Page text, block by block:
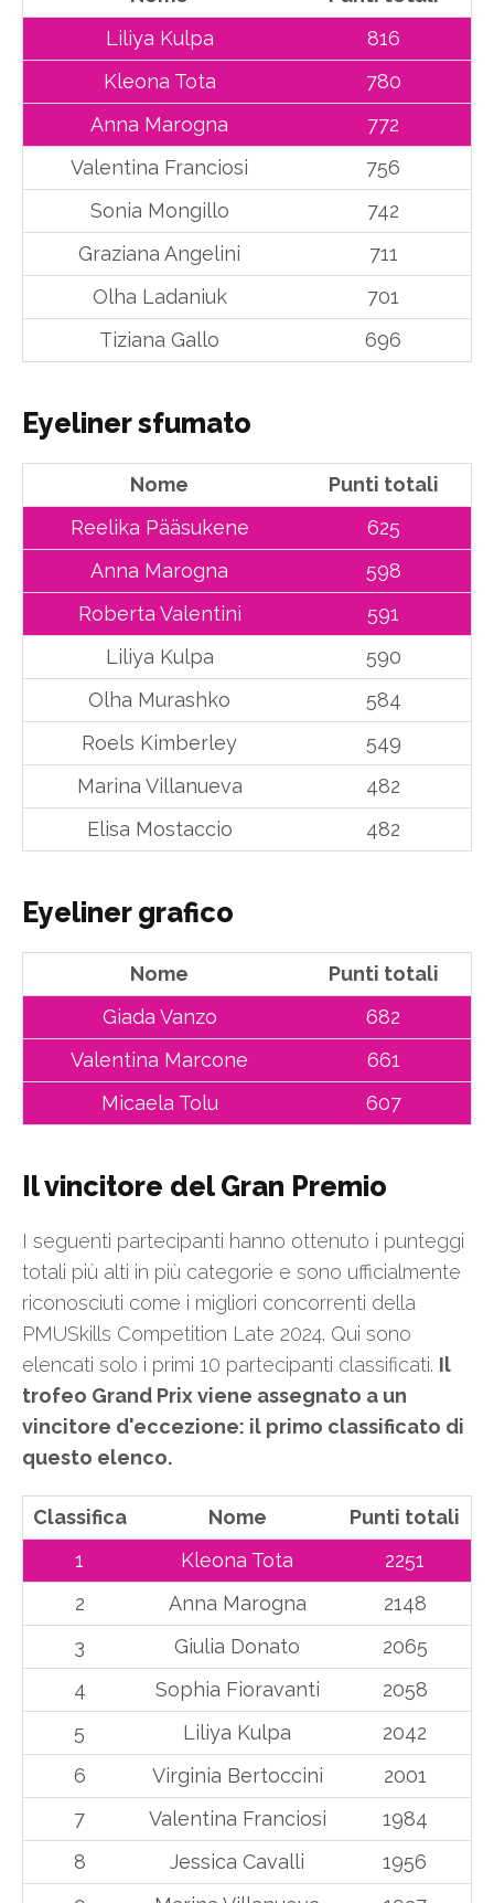
Liliya Kulpa
816
Kleona Tota
780
Anna Marogna
772
Valentina Franciosi
756
Sonia Mongillo
742
Graziana Angelini
711
Olha Ladaniuk
701
Tiziana Gallo
696
Eyeliner sfumato
Nome
Punti totali
Reelika Pääsukene
625
Anna Marogna
598
Roberta Valentini
591
Liliya Kulpa
590
Olha Murashko
584
Roels Kimberley
549
Marina Villanueva
482
Elisa Mostaccio
482
Eyeliner grafico
Nome
Punti totali
Giada Vanzo
682
Valentina Marcone
661
Micaela Tolu
607
Il vincitore del Gran Premio
I seguenti partecipanti hanno ottenuto i punteggi
totali più alti in più categorie e sono ufficialmente
riconosciuti come i migliori concorrenti della
PMUSkills Competition Late 2024. Qui sono
elencati solo i primi 10 partecipanti classificati. Il
trofeo Grand Prix viene assegnato a un
vincitore d'eccezione: il primo classificato di
questo elenco.
Classifica Nome
Punti totali
1
Kleona Tota
2251
2
Anna Marogna
2148
3
Giulia Donato
2065
4
Sophia Fioravanti
2058
5
Liliya Kulpa
2042
6
Virginia Bertoccini
2001
7
Valentina Franciosi
1984
8
Jessica Cavalli
1956